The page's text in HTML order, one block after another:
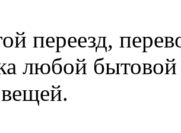
переезд,
любой